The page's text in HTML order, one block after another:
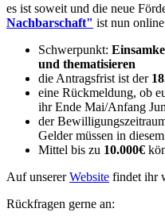
es ist soweit und die neue
Nachbarschaft" ist nun
Schwerpunkt:
und thematisieren
die Antragsfrist ist der
eine Rückmeldung, ob
ihr Ende Mai/Anfang
der
Gelder müssen in
Mittel bis zu 10.000€
Auf unsererWebsite findet ihr
Rückfragen gerne an: